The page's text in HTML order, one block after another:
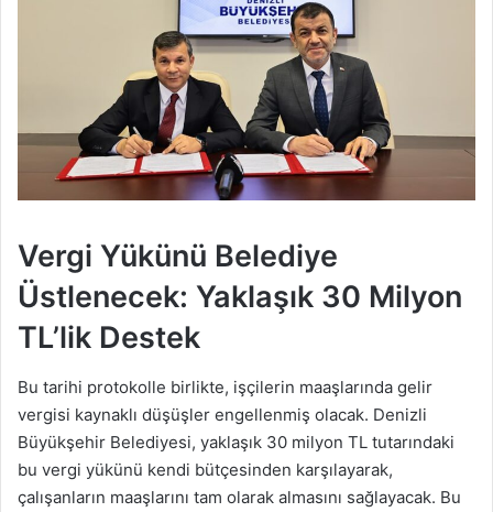
Vergi Yükünü Belediye
Üstlenecek: Yaklaşık 30 Milyon
TL’lik Destek
Bu tarihi protokolle birlikte, işçilerin maaşlarında gelir
vergisi kaynaklı düşüşler engellenmiş olacak. Denizli
Büyükşehir Belediyesi, yaklaşık 30 milyon TL tutarındaki
bu vergi yükünü kendi bütçesinden karşılayarak,
çalışanların maaşlarını tam olarak almasını sağlayacak. Bu